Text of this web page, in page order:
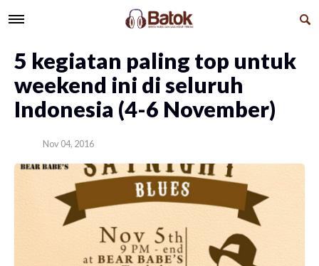
5 kegiatan paling top untuk
weekend ini di seluruh
Indonesia (4-6 November)
Nov 04, 2016